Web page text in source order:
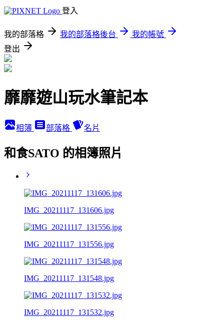
登入
我的部落格 我的部落格後台
我的帳號
登出
靡靡遊山玩水筆記本
相簿 部落格 名片
和食SATO 的相簿照片
IMG_20211117_131606.jpg
IMG_20211117_131556.jpg
IMG_20211117_131548.jpg
IMG_20211117_131532.jpg